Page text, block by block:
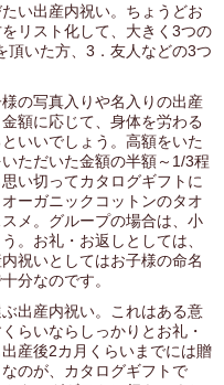
い出産内祝い。ちょうどお
リスト化して、大きく3つの
頂いた方、3．友人などの3つ
の写真入りや名入りの出産
額に応じて、身体を労わる
いいでしょう。高額をいた
ただいた金額の半額～1/3程
い切ってカタログギフトに
ーガニックコットンのタオ
メ。グループの場合は、小
。お礼・お返しとしては、
祝いとしてはお子様の命名
分なのです。
出産内祝い。これはある意
らいならしっかりとお礼・
産後2カ月くらいまでには贈
のが、カタログギフトで